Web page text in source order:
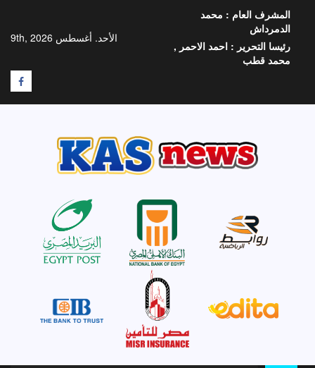
المحتوى
الأحد. أغسطس 9th, 2026
المشرف العام : محمد
الدمرداش
رئيسا التحرير : احمد الاحمر ,
محمد قطب
F